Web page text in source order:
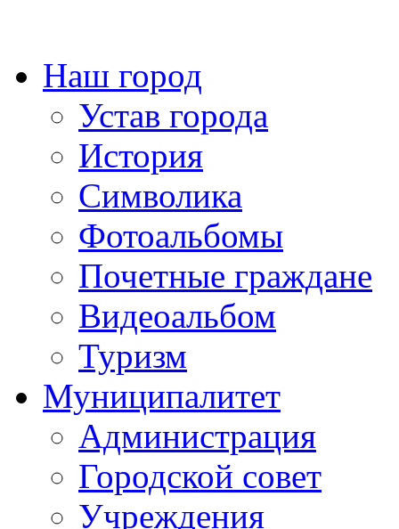
Наш город
Устав города
История
Символика
Фотоальбомы
Почетные граждане
Видеоальбом
Туризм
Муниципалитет
Администрация
Городской совет
Учреждения